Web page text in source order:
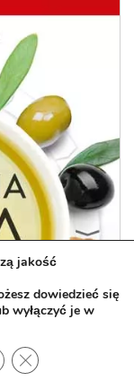
jakość
dowiedzieć się
wyłączyć je w
Zamknij panel